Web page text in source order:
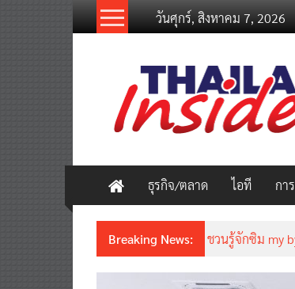
วันศุกร์, สิงหาคม 7, 2026
Thailand
Inside
New
ธุรกิจ/ตลาด ไอที กา
Breaking News: ชวนรู้จักซิม my